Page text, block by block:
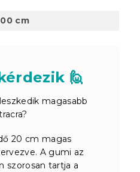
cm
🙋
magasabb
20 cm magas
A gumi az
szorosan tartja a